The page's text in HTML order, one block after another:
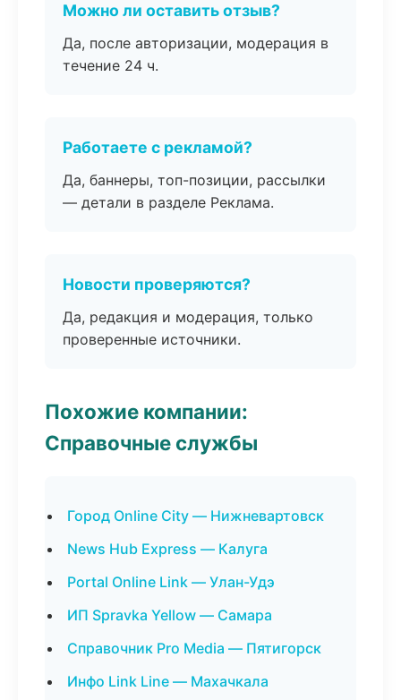
Можно ли оставить отзыв?
Да, после авторизации, модерация в
течение 24 ч.
Работаете с рекламой?
Да, баннеры, топ-позиции, рассылки
— детали в разделе Реклама.
Новости проверяются?
Да, редакция и модерация, только
проверенные источники.
Похожие компании:
Справочные службы
Город Online City — Нижневартовск
News Hub Express — Калуга
Portal Online Link — Улан-Удэ
ИП Spravka Yellow — Самара
Справочник Pro Media — Пятигорск
Инфо Link Line — Махачкала